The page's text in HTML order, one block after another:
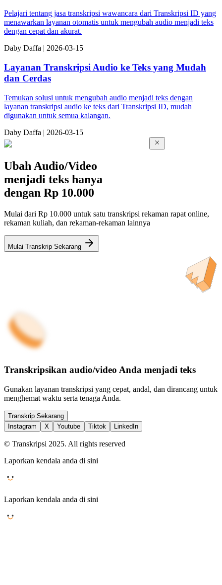
Pelajari tentang jasa transkripsi wawancara dari Transkripsi ID yang
menawarkan layanan otomatis untuk mengubah audio menjadi teks
dengan cepat dan akurat.
Daby Daffa 2026-03-15
Layanan Transkripsi Audio ke Teks yang Mudah
dan Cerdas
Temukan solusi untuk mengubah audio menjadi teks dengan
layanan transkripsi audio ke teks dari Transkripsi ID, mudah
digunakan untuk semua kalangan.
Daby Daffa | 2026-03-15
Ubah Audio/Video
menjadi teks hanya
dengan Rp 10.000
Mulai dari Rp 10.000 untuk satu transkripsi rekaman rapat online,
rekaman kuliah, dan rekaman-rekaman lainnya
Mulai Transkrip Sekarang
Transkripsikan audio/video Anda menjadi teks
Gunakan layanan transkripsi yang cepat, andal, dan dirancang untuk
menghemat waktu serta tenaga Anda.
Transkrip Sekarang
Instagram
X Youtube Tiktok LinkedIn
© Transkripsi 2025. All rights reserved
Laporkan kendala anda di sini
Laporkan kendala anda di sini